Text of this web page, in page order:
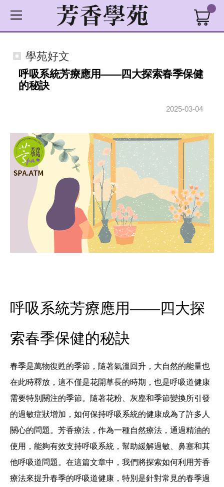
學苑好文
呼吸系統芳療應用——四大探索春季保健
的秘訣
2025-03-04
呼吸系統芳療應用——四大探
索春季保健的秘訣
春季是萬物復甦的季節，隨著氣溫回升，大自然的能量也
在此時釋放，這不僅是花開草長的時期，也是呼吸道健康
需要特別關注的季節。隨著花粉、灰塵和季節變換所引發
的過敏症狀增加，如何保持呼吸系統的健康成為了許多人
關心的問題。芳香療法，作為一種自然療法，通過精油的
使用，能夠有效支持呼吸系統，幫助緩解過敏、鼻塞和其
他呼吸道問題。在這篇文章中，我們將探索如何利用芳香
療法來提升春季的呼吸道健康，特別是針對常見的春季過